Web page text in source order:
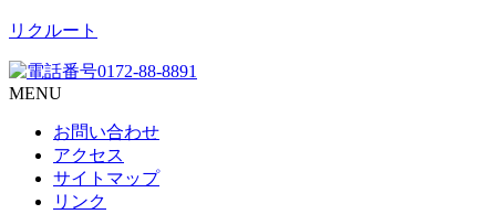
リクルート
MENU
お問い合わせ
アクセス
サイトマップ
リンク